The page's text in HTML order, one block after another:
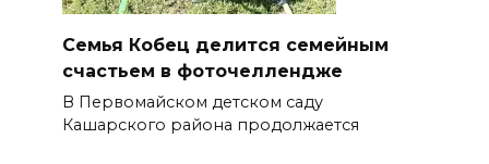
Семья Кобец делится семейным
счастьем в фоточеллендже
В Первомайском детском саду
Кашарского района продолжается